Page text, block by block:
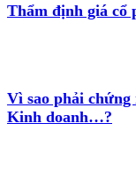
Thẩm định giá cổ
Vì sao phải
Kinh doanh…?